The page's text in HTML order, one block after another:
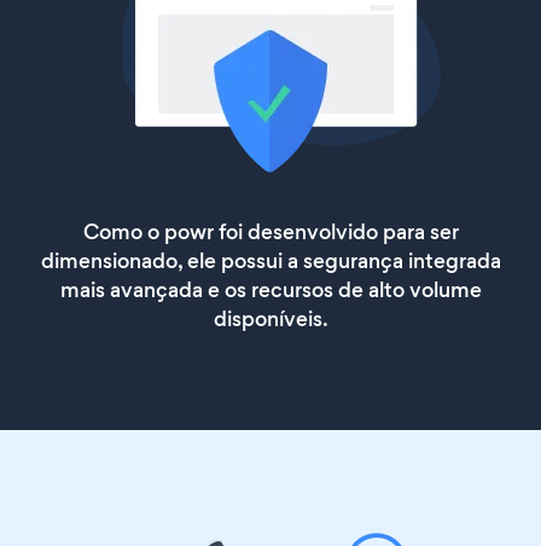
Como o powr foi desenvolvido para ser
dimensionado, ele possui a segurança integrada
mais avançada e os recursos de alto volume
disponíveis.